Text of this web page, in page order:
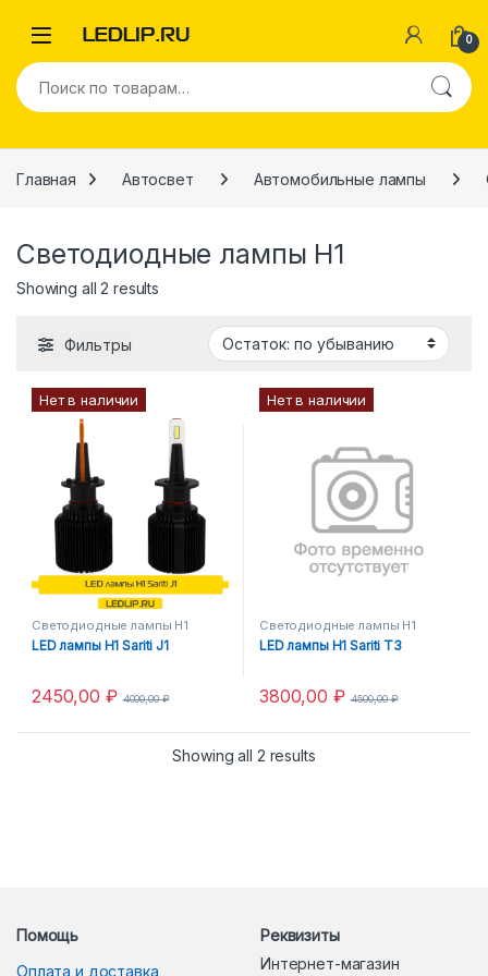
0
Искать:
Главная Автосвет Автомобильные лампы
Светодиодные лампы H1
Showing all 2 results
Фильтры
Нет в наличии
Светодиодные лампы H1
LED лампы H1 Sariti J1
2450,00 ₽ 4000,00₽
Нет в наличии
Светодиодные лампы H1
LED лампы H1 Sariti T3
3800,00 ₽ 4500,00₽
Showing all 2 results
Помощь
Оплата и доставка
Реквизиты
Интернет-магазин